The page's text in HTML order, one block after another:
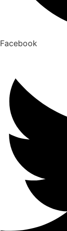
Facebook